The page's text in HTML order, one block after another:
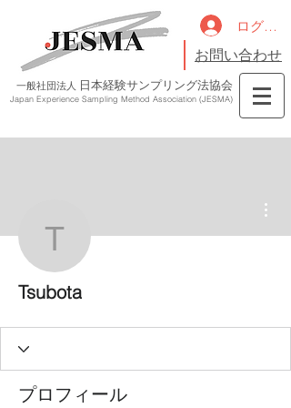
一般社団法人 日本経験サンプリング法協会
Japan Experience Sampling Method Association (JESMA)
ログイン
お問い合わせ
Tsubota
Tsubota
プロフィール